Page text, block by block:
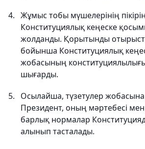
Жұмыс тобы мүшелерінің
Конституциялық кеңеске
жолданды. Қорытынды
бойынша Конституциялық
жобасының
шығарды.
Осылайша, түзетулер
Президент, оның мәртебесі мен
барлық нормалар
алынып тасталады.